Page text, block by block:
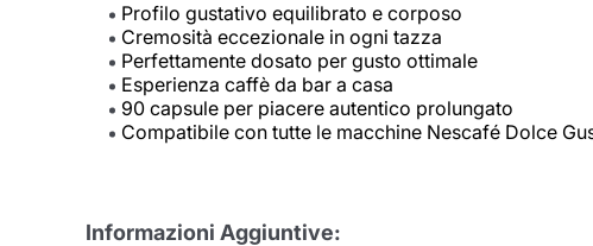
Profilo gustativo equilibrato e corposo
Cremosità eccezionale in ogni tazza
Perfettamente dosato per gusto ottimale
Esperienza caffè da bar a casa
90 capsule per piacere autentico prolungato
Compatibile con tutte le macchine Nescafé Dolce
Informazioni Aggiuntive: